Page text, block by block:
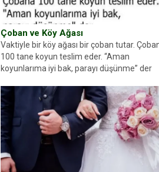
Çoban ve Köy Ağası
Vaktiyle bir köy ağası bir çoban tutar.
100 tane koyun teslim eder. “Aman
koyunlarıma iyi bak, parayı düşünme” der